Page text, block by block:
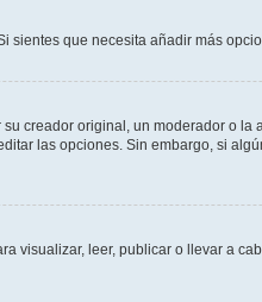
que necesita añadir más
creador original, un moderador o
las opciones. Sin embargo, si
visualizar, leer, publicar o llevar a